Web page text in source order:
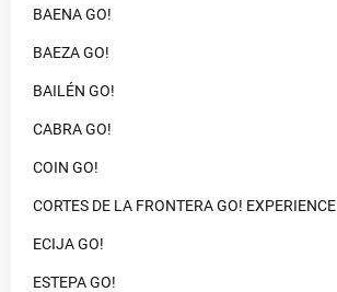
BAENA GO!
BAEZA GO!
BAILÉN GO!
CABRA GO!
COIN GO!
CORTES DE LA FRONTERA GO! EXPERIENCE
ECIJA GO!
ESTEPA GO!